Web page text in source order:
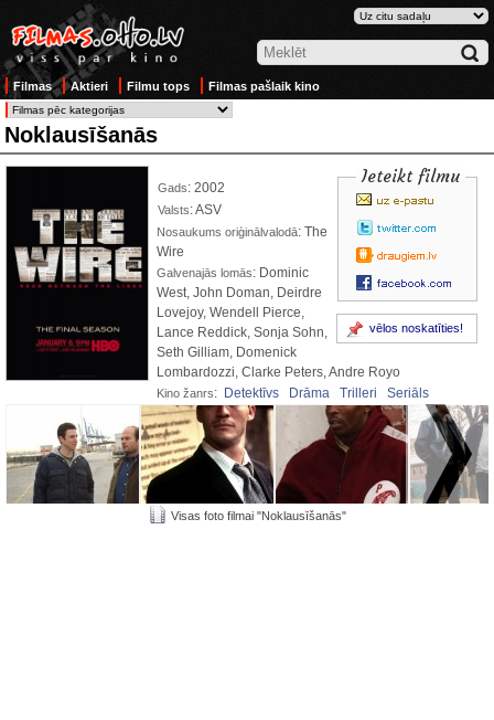
Filmas Aktieri Filmu tops Filmas pašlaik kino
Noklausīšanās
Ieteikt filmu
vēlos noskatīties!
Gads: 2002
Valsts: ASV
Nosaukums oriģinālvalodā: The
Wire
Galvenajās lomās: Dominic
West, John Doman, Deirdre
Lovejoy, Wendell Pierce,
Lance Reddick, Sonja Sohn,
Seth Gilliam, Domenick
Lombardozzi, Clarke Peters, Andre Royo
Kino žanrs: Detektīvs Drāma Trilleri Seriāls
Visas foto filmai "Noklausīšanās"